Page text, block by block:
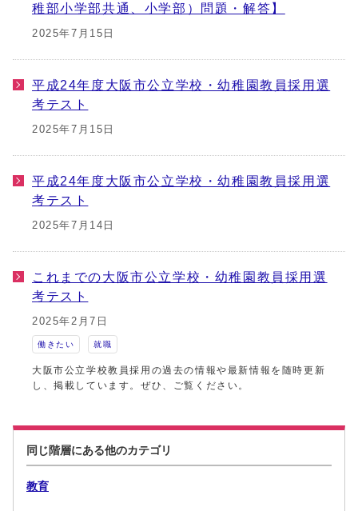
稚部小学部共通、小学部）問題・解答】
2025年7月15日
平成24年度大阪市公立学校・幼稚園教員採用選
考テスト
2025年7月15日
平成24年度大阪市公立学校・幼稚園教員採用選
考テスト
2025年7月14日
これまでの大阪市公立学校・幼稚園教員採用選
考テスト
2025年2月7日
働きたい 就職
大阪市公立学校教員採用の過去の情報や最新情報を随時更新
し、掲載しています。ぜひ、ご覧ください。
同じ階層にある他のカテゴリ
教育